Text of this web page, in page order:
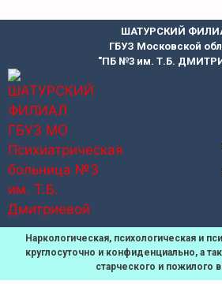
ШАТУРСКИЙ
ГБУЗ Московской
"ПБ №3 им. Т.Б.
Наркологическая, психологическая и
круглосуточно и конфиденциально, а
старческого и пожилого